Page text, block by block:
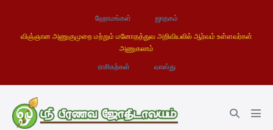
ஹோமங்கள் ஜாதகம்
விஞ்ஞான அணுகுமுறை மற்றும் மனோதத்துவ அறிவியலில் ஆர்வம் உள்ளவர்கள்
அணுகலாம்
ராசிகற்கள் வாஸ்து